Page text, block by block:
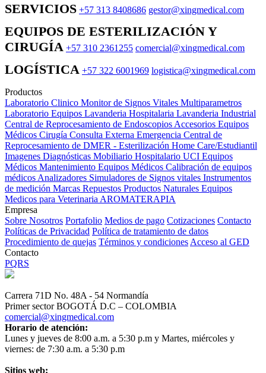
SERVICIOS +57 313 8408686 gestor@xingmedical.com
EQUIPOS DE ESTERILIZACIÓN Y
CIRUGÍA +57 310 2361255 comercial@xingmedical.com
LOGÍSTICA +57 322 6001969 logistica@xingmedical.com
Productos
Laboratorio Clinico Monitor de Signos Vitales Multiparametros
Laboratorio Equipos Lavanderia Hospitalaria Lavanderia Industrial
Central de Reprocesamiento de Endoscopios Accesorios Equipos
Médicos Cirugía Consulta Externa Emergencia Central de
Reprocesamiento de DMER - Esterilización Home Care/Estudiantil
Imagenes Diagnósticas Mobiliario Hospitalario UCI Equipos
Médicos Mantenimiento Equipos Médicos Calibración de equipos
médicos Analizadores Simuladores de Signos vitales Instrumentos
de medición Marcas Repuestos Productos Naturales Equipos
Medicos para Veterinaria AROMATERAPIA
Empresa
Sobre Nosotros Portafolio Medios de pago Cotizaciones Contacto
Políticas de Privacidad Política de tratamiento de datos
Procedimiento de quejas Términos y condiciones Acceso al GED
Contacto
PQRS
Carrera 71D No. 48A - 54 Normandía
Primer sector BOGOTÁ D.C – COLOMBIA
comercial@xingmedical.com
Horario de atención:
Lunes y jueves de 8:00 a.m. a 5:30 p.m y Martes, miércoles y
viernes: de 7:30 a.m. a 5:30 p.m
Sitios web: